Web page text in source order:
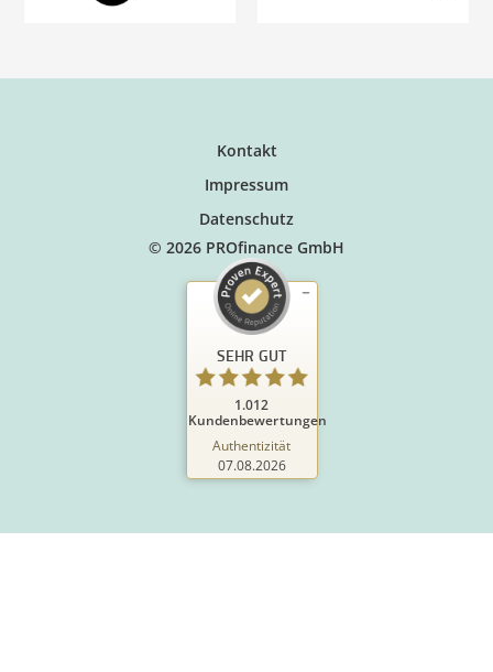
Kontakt
Impressum
Datenschutz
© 2026 PROfinance GmbH
SEHR GUT
1.012
Kundenbewertungen
Authentizität
07.08.2026